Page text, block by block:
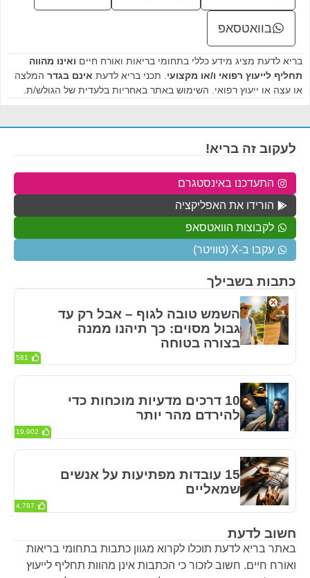
בוואטסאפ
בריא לדעת מציג מידע כללי בתחומי בריאות ואורח חיים ואינו מהווה
תחליף לייעוץ רפואי ו/או מקצועי . תכני בריא לדעת אינם בגדר המלצה
או עצה או ייעוץ רפואי. השימוש באתר באחריות בלעדית של הגולש/ת.
חשוב לדעת
באתר בריא לדעת תוכלו לקרוא מגוון כתבות בתחומי בריאות
ואורח חיים. חשוב לזכור כי הכתבות אינן מהוות תחליף לייעוץ
כתבות בשבילך
השמש טובה לגוף – אבל רק עד
גבול מסוים: כך תיהנו ממנה
בצורה בטוחה
581
10 דרכים מדעיות מוכחות כדי
להירדם מהר יותר
19,902
15 עובדות מפתיעות על אנשים
שמאליים
4,787
לעקוב זה בריא!
התעדכנו באינסטגרם
הורידו את האפליקציה
לקבוצות הוואטסאפ
עקבו ב-X (טוויטר)